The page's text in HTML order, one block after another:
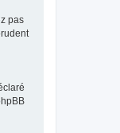
pas